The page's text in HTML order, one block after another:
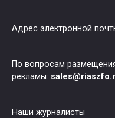
Адрес электронной
По вопросам
рекламы:
Наши журналисты